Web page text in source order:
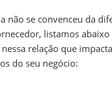
não se convenceu da
listamos
relação que
do seu negócio: